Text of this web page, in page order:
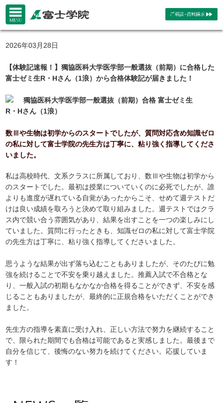
2026年03月28日
【体験記速報！】獨協医科大学医学部一般選抜（前期）に合格した
富士ゼミ生R・Hさん（1浪）から合格体験記が届きました！
獨協医科大学医学部一般選抜（前期）合格 富士ゼミ生
R・Hさん（1浪）
数Ⅲや生物は初学からのスタートでしたが、質問対応含め知識ゼロ
の私に対して富士学院の先生方は丁寧に、粘り強く指導してくださ
いました。
私は高校時代、文系クラスに所属しており、数Ⅲや生物は初学から
のスタートでした。最初は授業についていくのに必死でしたが、誰
よりも進度が遅れている自覚があったからこそ、せめて週テストだ
けは良い成績を取ろうと決めて取り組みました。週テストではクラ
ス内で競い合う雰囲気があり、結果を出すことを一つの楽しみにし
ていました。質問に行ったときも、知識ゼロの私に対して富士学院
の先生方は丁寧に、粘り強く指導してくださいました。
思うような結果が出ず落ち込むこともありましたが、そのたびに勉
強を続けることで不安を乗り越えました。推薦入試で不合格とな
り、一般入試の初期もなかなか合格を得ることができず、不安を感
じることもありましたが、最終的に正規合格をいただくことができ
ました。
先生方の指導を素直に受け入れ、正しい方法で努力を継続すること
で、限られた期間でも合格は可能であると実感しました。最後まで
自分を信じて、後悔のない努力を続けてください。応援していま
す！